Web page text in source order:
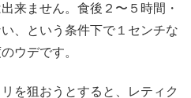
来ません。食後２〜５時間・
、という条件下で１センチな
ウデです。
を狙おうとすると、レティク